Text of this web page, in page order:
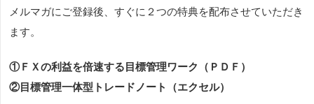
メルマガにご登録後、すぐに２つの特典を配布させていただき
ます。
①ＦＸの利益を倍速する目標管理ワーク（ＰＤＦ）
②目標管理一体型トレードノート（エクセル）